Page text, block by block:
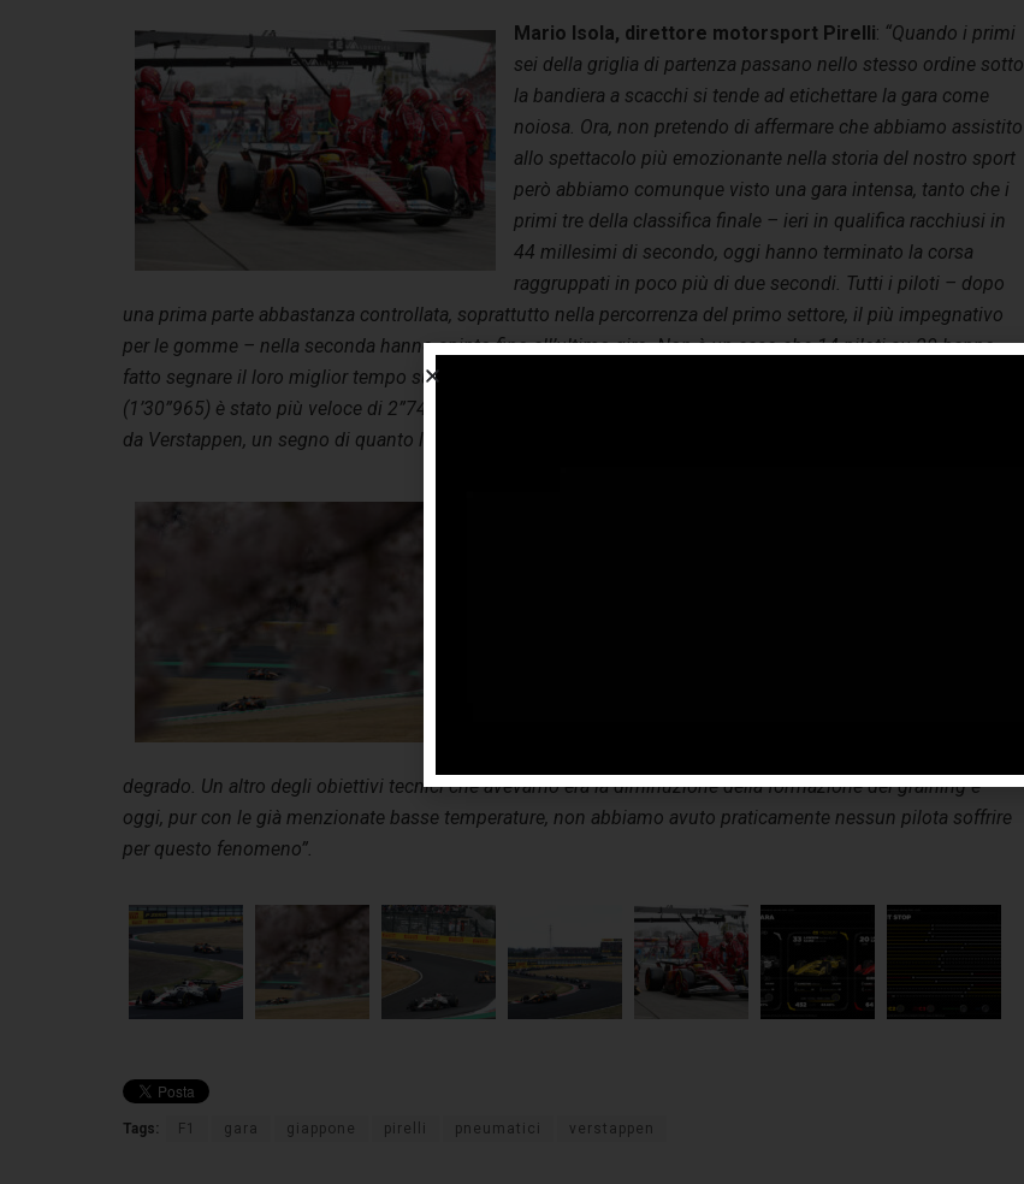
Mario Isola, direttore motorsport Pirelli: “Quando i primi
sei della griglia di partenza passano nello stesso ordine sotto
la bandiera a scacchi si tende ad etichettare la gara come
noiosa. Ora, non pretendo di affermare che abbiamo assistito
allo spettacolo più emozionante nella storia del nostro sport
però abbiamo comunque visto una gara intensa, tanto che i
primi tre della classifica finale – ieri in qualifica racchiusi in
44 millesimi di secondo, oggi hanno terminato la corsa
raggruppati in poco più di due secondi. Tutti i piloti – dopo
una prima parte abbastanza controllata, soprattutto nella percorrenza del primo settore, il più impegnativo
per le gomme – nella seconda hanno spinto fino all’ultimo giro. Non è un caso che 14 piloti su 20 hanno
fatto segnare il loro miglior tempo sul giro nelle ultime cinque tornate. Peraltro, il tempo di Antonelli
(1’30”965) è stato più veloce di 2”741 rispetto al giro più veloce della gara dello scorso anno, fatto segnare
da Verstappen, un segno di quanto le prestazioni quest’anno siano migliorate rispetto al 2024.
degrado. Un altro degli obiettivi tecnici che avevamo era la diminuzione della formazione del graining e
oggi, pur con le già menzionate basse temperature, non abbiamo avuto praticamente nessun pilota soffrire
per questo fenomeno”.
Tags: F1 gara giappone pirelli pneumatici verstappen